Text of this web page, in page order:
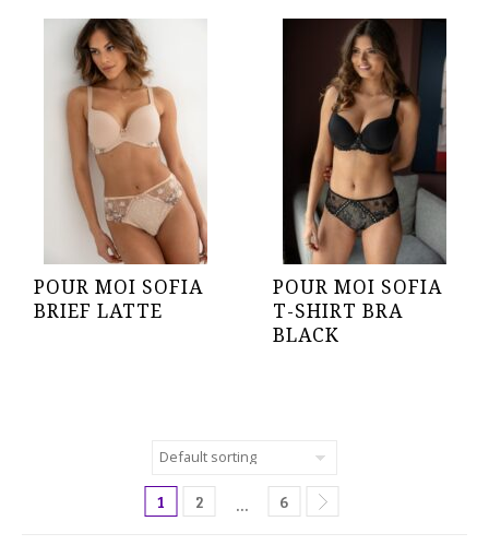
POUR MOI SOFIA
BRIEF LATTE
POUR MOI SOFIA
T-SHIRT BRA
BLACK
1 2 … 6